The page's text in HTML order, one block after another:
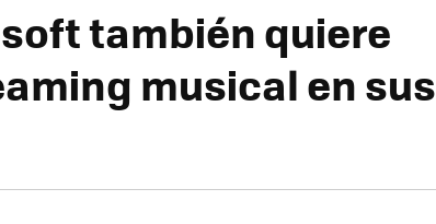
también quiere
musical en sus